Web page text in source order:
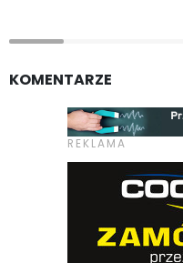
KOMENTARZE